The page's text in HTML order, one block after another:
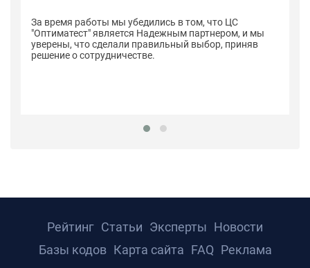
За время работы мы убедились в том, что ЦС
"Оптиматест" является Надежным партнером, и мы
уверены, что сделали правильный выбор, приняв
решение о сотрудничестве.
Рейтинг Статьи Эксперты Новости
Базы кодов Карта сайта FAQ Реклама